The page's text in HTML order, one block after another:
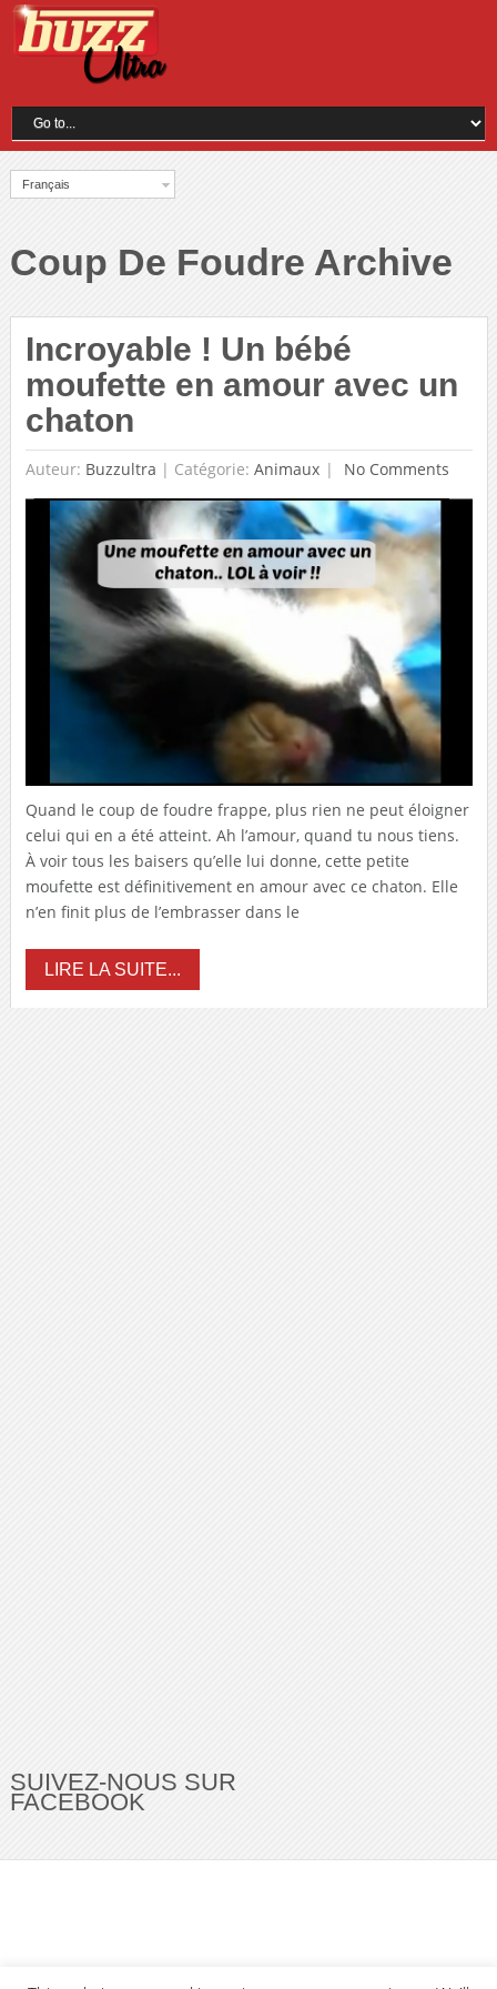
Français
Coup De Foudre Archive
Incroyable ! Un bébé
moufette en amour avec un
chaton
Auteur: Buzzultra | Catégorie: Animaux No Comments
Quand le coup de foudre frappe, plus rien ne peut éloigner
celui qui en a été atteint. Ah l’amour, quand tu nous tiens.
À voir tous les baisers qu’elle lui donne, cette petite
moufette est définitivement en amour avec ce chaton. Elle
n’en finit plus de l’embrasser dans le
LIRE LA SUITE...
SUIVEZ-NOUS SUR
FACEBOOK